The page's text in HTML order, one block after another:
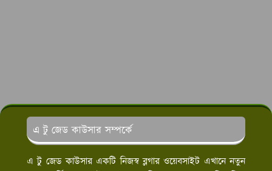
এ টু জেড কাউসার সম্পর্কে
এ টু জেড কাউসার একটি নিজস্ব ব্লগার ওয়েবসাইট এখানে নতুন